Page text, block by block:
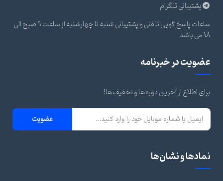
پشتیبانی تلگرام
ساعات پاسخ گویی تلفنی و پشتیبانی شنبه تا چهارشنبه از ساعت 9 صبح الی
18 می باشد
عضویت در خبرنامه
برای اطلاع از آخرین دوره‌ها و تخفیف‌ها!
عضویت
نمادها و نشان‌ها